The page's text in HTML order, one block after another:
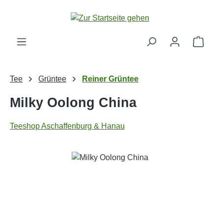
Zum Hauptinhalt springen
Tee Grüntee Reiner Grüntee
Milky Oolong China
Teeshop Aschaffenburg & Hanau
Bildergalerie überspringen